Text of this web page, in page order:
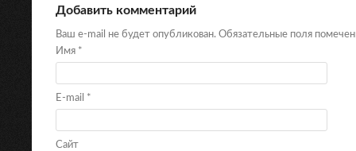
Добавить комментарий
Ваш e-mail не будет опубликован. Обязательные поля
Имя *
E-mail *
Сайт